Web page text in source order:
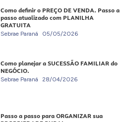
Como definir o PREÇO DE VENDA. Passo a
passo atualizado com PLANILHA
GRATUITA
Sebrae Paraná 05/05/2026
Como planejar a SUCESSÃO FAMILIAR do
NEGÓCIO.
Sebrae Paraná 28/04/2026
Passo a passo para ORGANIZAR sua